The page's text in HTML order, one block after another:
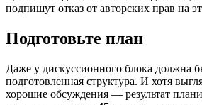
подпишут отказ от авторских прав на
Подготовьте план
Даже у дискуссионного блока должна
подготовленная структура. И хотя
хорошие обсуждения — результат